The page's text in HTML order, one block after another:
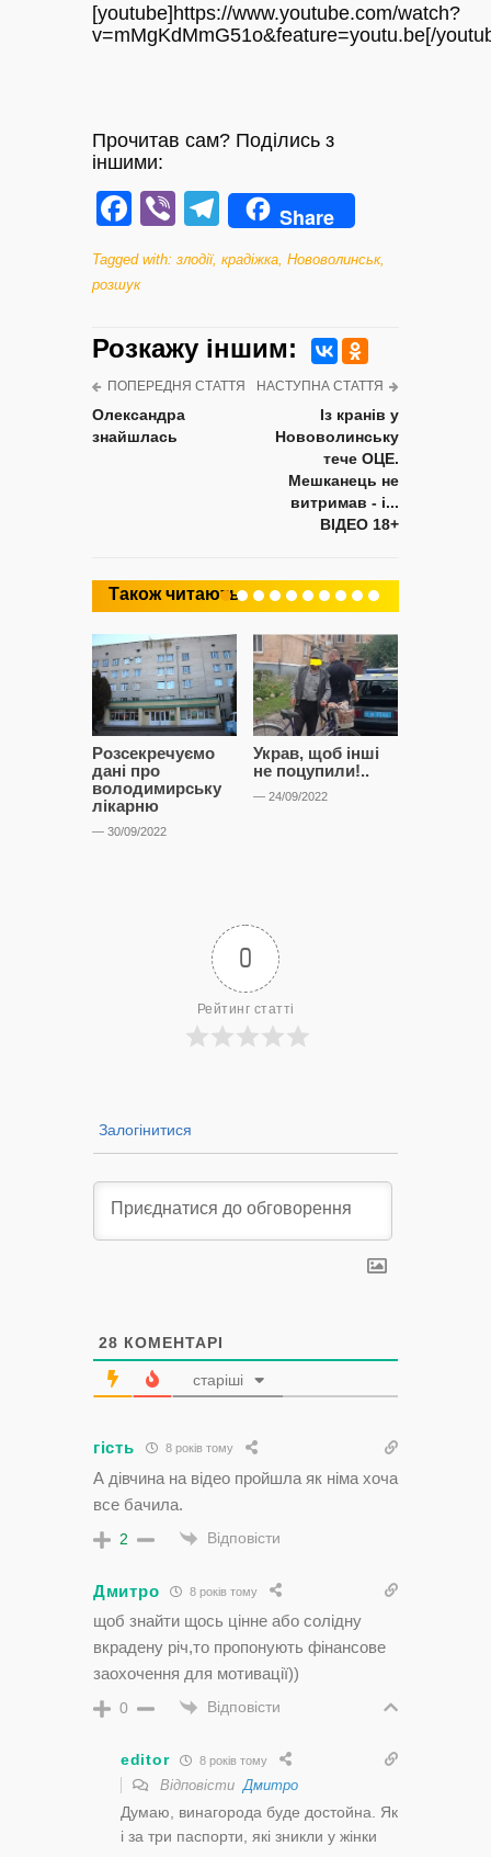
[youtube]https://www.youtube.com/watch?
v=mMgKdMmG51o&feature=youtu.be[/
Прочитав сам? Поділись з
іншими:
Facebook
ViberTelegram
Share
Tagged with: злодії, крадіжка Нововолинськ,
розшук
Розкажу iншим:
ПОПЕРЕДНЯ СТАТТЯ
Олександра
знайшлась
НАСТУПНА СТАТТЯ
Із кранів у
Нововолинську
тече ОЦЕ.
Мешканець не
витримав - і...
ВІДЕО 18+
Також читають
Розсекречуємо
дані про
володимирську
лікарню
— 30/09/2022
Украв, щоб інші
не поцупили!..
— 24/09/2022
0
Рейтинг статті
Залогінитися
28 КОМЕНТАРІ
старіші
гість 8 років тому
А дівчина на відео пройшла як німа хоча
все бачила.
2 Відповісти
Дмитро 8 років тому
щоб знайти щось цінне або солідну
вкрадену річ,то пропонують фінансове
заохочення для мотивації))
0 Відповісти
editor 8 років тому
ВідповістиДмитро
Думаю, винагорода буде достойна. Як
і за три паспорти, які зникли у жінки